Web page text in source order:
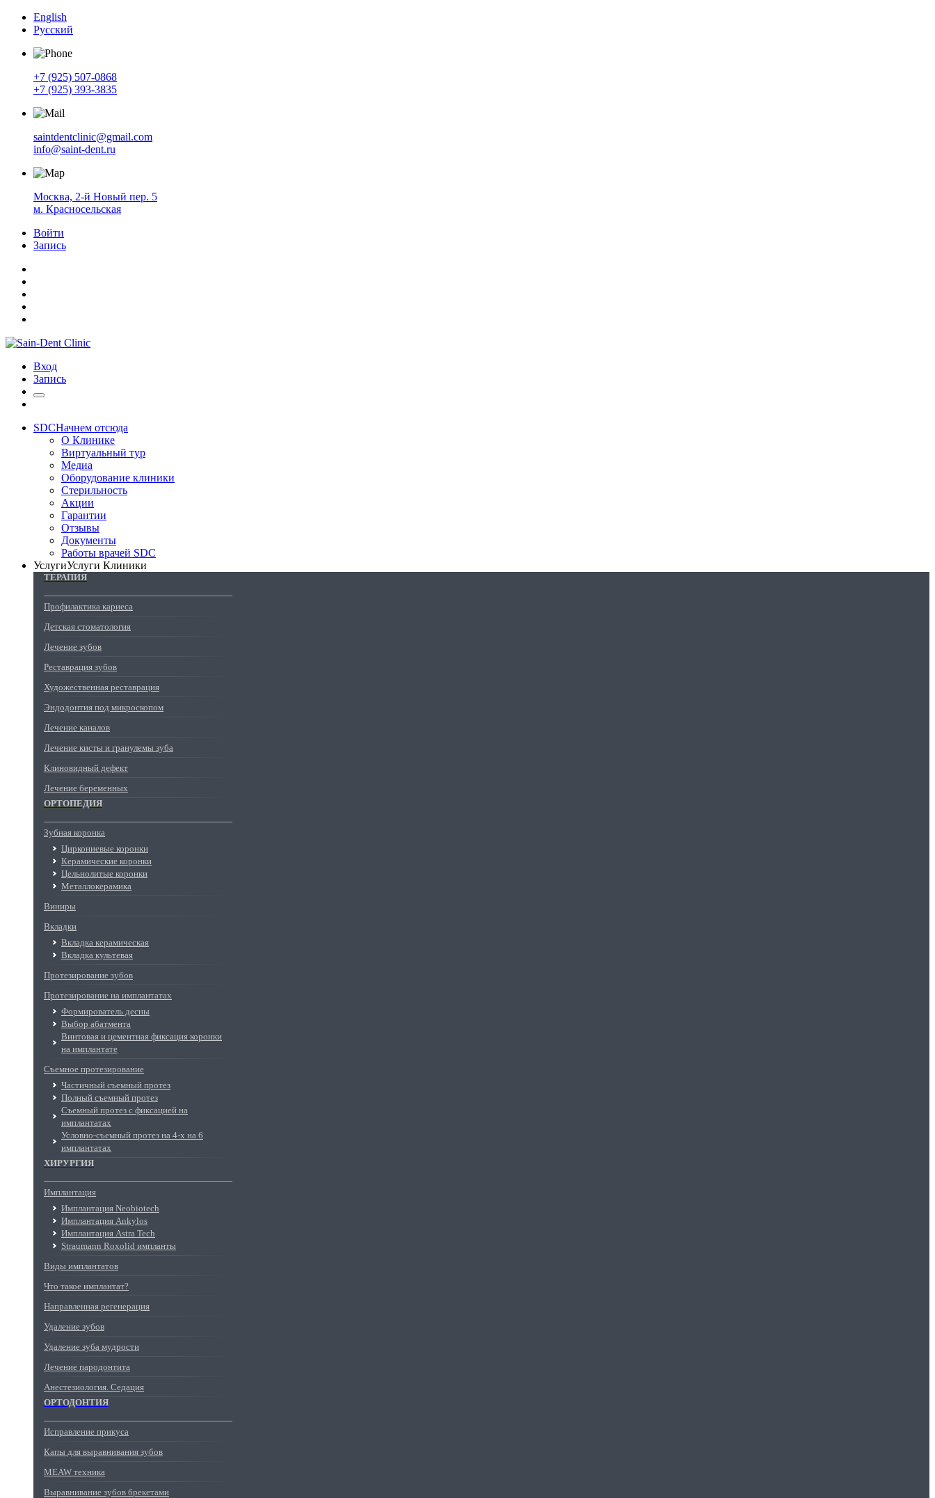
English
Русский
+7 (925) 507-0868
+7 (925) 393-3835
saintdentclinic@gmail.com
info@saint-dent.ru
Москва, 2-й Новый пер. 5
м. Красносельская
Войти
Запись
Вход
Запись
SDCНачнем отсюда
О Клинике
Виртуальный тур
Медиа
Оборудование клиники
Стерильность
Акции
Гарантии
Отзывы
Документы
Работы врачей SDC
УслугиУслуги Клиники
ТЕРАПИЯ
Профилактика кариеса
Детская стоматология
Лечение зубов
Реставрация зубов
Художественная реставрация
Эндодонтия под микроскопом
Лечение каналов
Лечение кисты и гранулемы зуба
Клиновидный дефект
Лечение беременных
ОРТОПЕДИЯ
Зубная коронка
Циркониевые коронки
Керамические коронки
Цельнолитые коронки
Металлокерамика
Виниры
Вкладки
Вкладка керамическая
Вкладка культевая
Протезирование зубов
Протезирование на имплантатах
Формирователь десны
Выбор абатмента
Винтовая и цементная фиксация коронки
на имплантате
Съемное протезирование
Частичный съемный протез
Полный съемный протез
Съемный протез с фиксацией на
имплантатах
Условно-съемный протез на 4-х на 6
имплантатах
ХИРУРГИЯ
Имплантация
Имплантация Neobiotech
Имплантация Ankylos
Имплантация Astra Tech
Straumann Roxolid импланты
Виды имплантатов
Что такое имплантат?
Направленная регенерация
Удаление зубов
Удаление зуба мудрости
Лечение пародонтита
Анестезиология. Седация
ОРТОДОНТИЯ
Исправление прикуса
Капы для выравнивания зубов
MEAW техника
Выравнивание зубов брекетами